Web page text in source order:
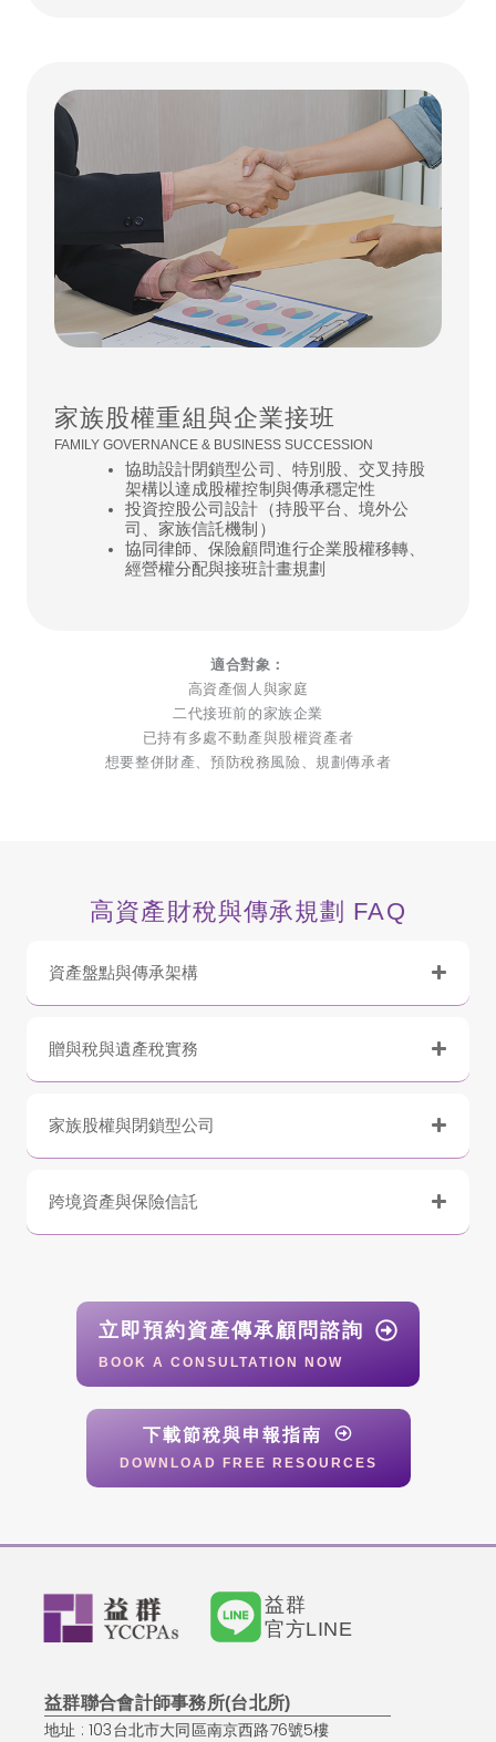
家族股權重組與企業接班
FAMILY GOVERNANCE & BUSINESS SUCCESSION
協助設計閉鎖型公司、特別股、交叉持股
架構以達成股權控制與傳承穩定性
投資控股公司設計（持股平台、境外公
司、家族信託機制）
協同律師、保險顧問進行企業股權移轉、
經營權分配與接班計畫規劃
適合對象：
高資產個人與家庭
二代接班前的家族企業
已持有多處不動產與股權資產者
想要整併財產、預防稅務風險、規劃傳承者
高資產財稅與傳承規劃 FAQ
資產盤點與傳承架構
贈與稅與遺產稅實務
家族股權與閉鎖型公司
跨境資產與保險信託
立即預約資產傳承顧問諮詢
BOOK A CONSULTATION NOW
下載節稅與申報指南
DOWNLOAD FREE RESOURCES
益群
官方LINE
益群聯合會計師事務所(台北所)
地址 : 103台北市大同區南京西路76號5樓